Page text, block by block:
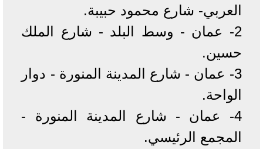
العربي- شارع محمود حبيبة.
2- عمان - وسط البلد - شارع الملك
حسين.
3- عمان - شارع المدينة المنورة - دوار
الواحة.
4- عمان - شارع المدينة المنورة -
المجمع الرئيسي.